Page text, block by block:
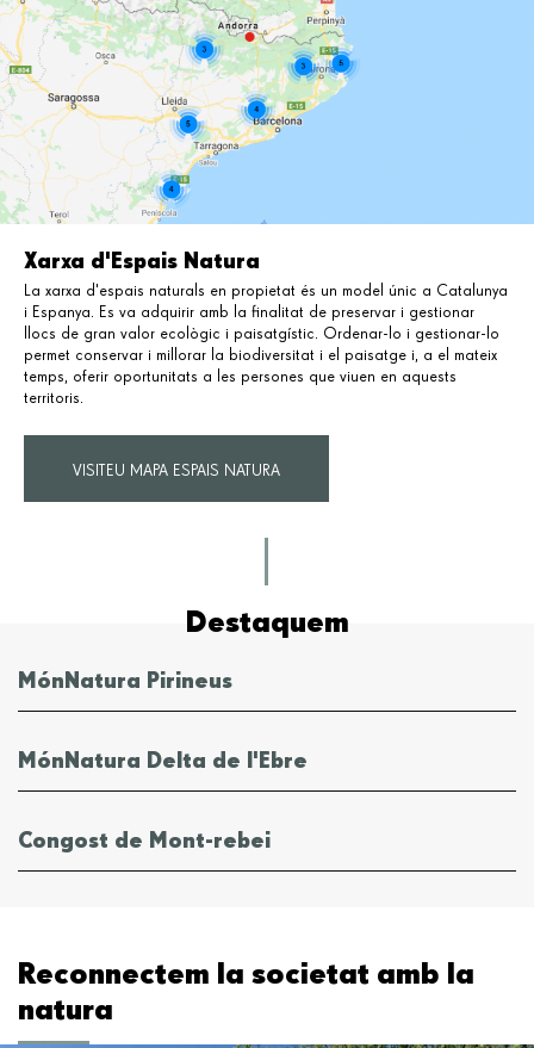
Xarxa d'Espais Natura
La xarxa d'espais naturals en propietat és un model únic a Catalunya
i Espanya. Es va adquirir amb la finalitat de preservar i gestionar
llocs de gran valor ecològic i paisatgístic. Ordenar-lo i gestionar-lo
permet conservar i millorar la biodiversitat i el paisatge i, a el mateix
temps, oferir oportunitats a les persones que viuen en aquests
territoris.
VISITEU MAPA ESPAIS NATURA
Destaquem
MónNatura Pirineus
MónNatura Delta de l'Ebre
Congost de Mont-rebei
Reconnectem la societat amb la
natura